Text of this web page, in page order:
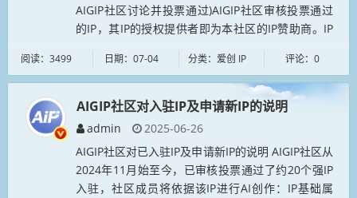
AIGIP社区讨论并投票通过)AIGIP社区审核投票通过
的IP，其IP的授权提供者即为本社区的IP赞助商。IP
赞助商： 1、认可AIGIP社区的价值...
阅读：3499 日期：07-04 分类：爱创 IP 评论：0
AIGIP社区对入驻IP及申请新IP的说明
admin
2025-06-26
AIGIP社区对已入驻IP及申请新IP的说明 AIGIP社区从
2024年11月始至今，已审核投票通过了约20个强IP
入驻，社区成员将依据该IP进行AI创作：IP基础属